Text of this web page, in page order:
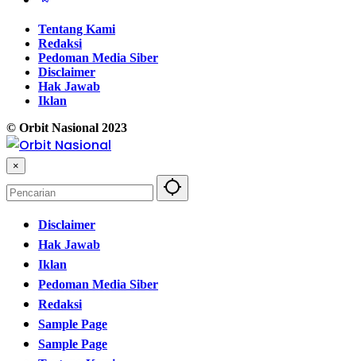
Tentang Kami
Redaksi
Pedoman Media Siber
Disclaimer
Hak Jawab
Iklan
© Orbit Nasional 2023
×
Disclaimer
Hak Jawab
Iklan
Pedoman Media Siber
Redaksi
Sample Page
Sample Page